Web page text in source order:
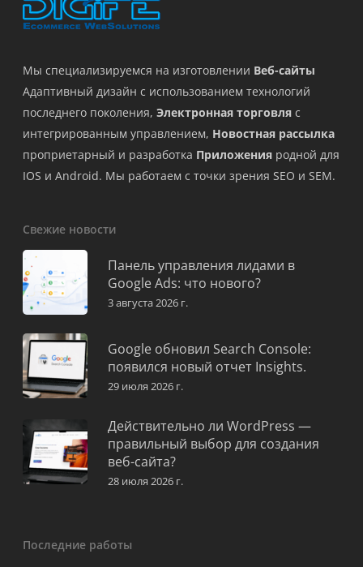
Мы специализируемся на изготовлении Веб-сайты
Адаптивный дизайн с использованием технологий
последнего поколения, Электронная торговля с
интегрированным управлением, Новостная рассылка
проприетарный и разработка Приложения родной для
IOS и Android. Мы работаем с точки зрения SEO и SEM.
Свежие новости
Панель управления лидами в
Google Ads: что нового?
3 августа 2026 г.
Google обновил Search Console:
появился новый отчет Insights.
29 июля 2026 г.
Действительно ли WordPress —
правильный выбор для создания
веб-сайта?
28 июля 2026 г.
Последние работы